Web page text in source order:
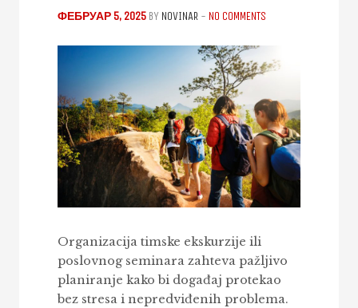
ФЕБРУАР 5, 2025 BY NOVINAR - NO COMMENTS
Organizacija timske ekskurzije ili
poslovnog seminara zahteva pažljivo
planiranje kako bi događaj protekao
bez stresa i nepredviđenih problema.